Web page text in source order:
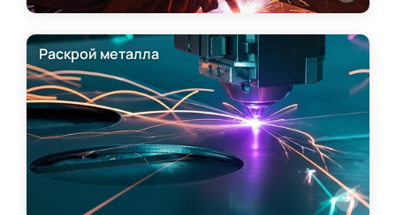
Раскрой металла